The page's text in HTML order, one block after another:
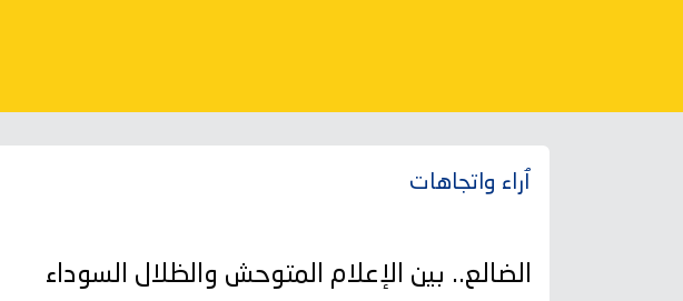
ٱراء واتجاهات
الضالع.. بين الإعلام المتوحش والظلال السوداء